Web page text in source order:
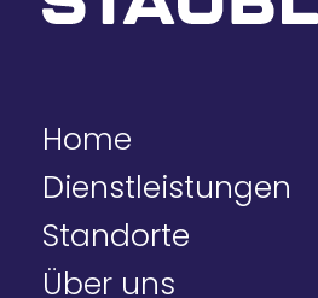
Home
Dienstleistungen
Standorte
Über uns